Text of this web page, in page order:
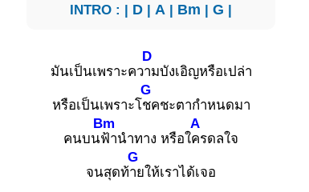
INTRO : | D | A | Bm |G |
มันเป็นเพราะคว
D
ามบังเอิญหรือเปล่า
หรือเป็นเพราะโ
G
ชคชะตากำหนดมา
คนบน
Bm
ฟ้านำทาง หรือใ
A
ครดลใจ
จนสุดท้
G
ายให้เราได้เจอ